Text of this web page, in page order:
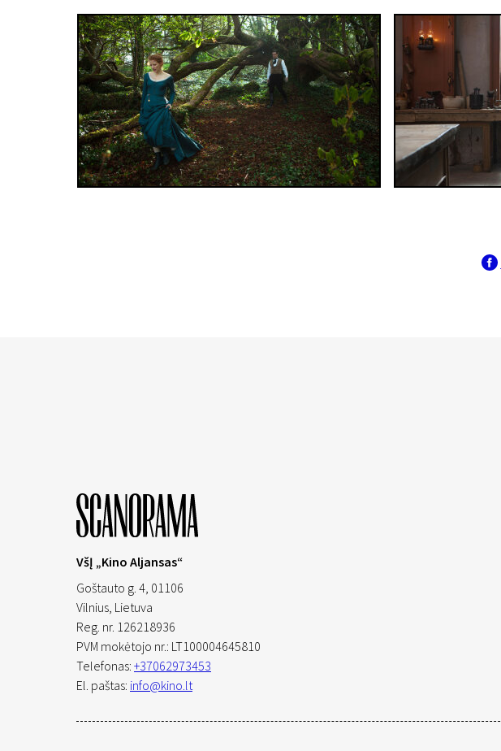
VšĮ „Kino Aljansas“
Goštauto g. 4, 01106
Vilnius, Lietuva
Reg. nr. 126218936
PVM mokėtojo nr.: LT100004645810
Telefonas: +37062973453
El. paštas: info@kino.lt